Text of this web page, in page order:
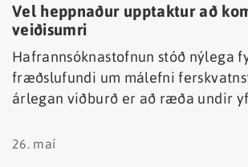
Vel heppnaður upptaktur að
veiðisumri
Hafrannsóknastofnun stóð nýlega
fræðslufundi um málefni
árlegan viðburð er að ræða undir
26. maí